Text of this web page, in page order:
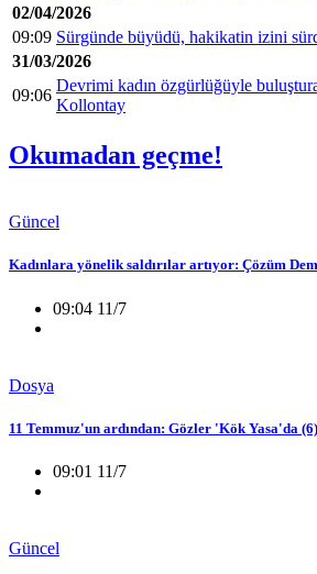
02/04/2026
09:09 Sürgünde büyüdü, hakikatin izini
31/03/2026
09:06
Devrimi kadın özgürlüğüyle
Kollontay
Okumadan geçme!
Güncel
Kadınlara yönelik saldırılar artıyor: Çözüm
09:04 11/7
Dosya
11 Temmuz'un ardından: Gözler 'Kök Yasa'da (6)
09:01 11/7
Güncel